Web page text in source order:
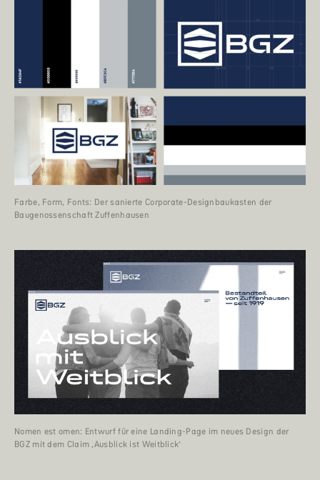
Farbe, Form, Fonts: Der sanierte Corporate-Designbaukasten der
Baugenossenschaft Zuffenhausen
Nomen est omen: Entwurf für eine Landing-Page im neues Design der
BGZ mit dem Claim ‚Ausblick ist Weitblick‘